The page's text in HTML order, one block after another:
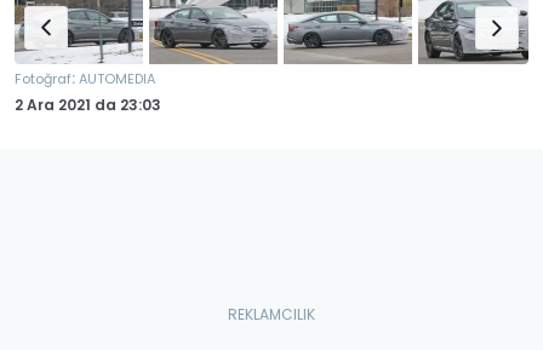
Fotoğraf:AUTOMEDIA
2 Ara 2021 da 23:03